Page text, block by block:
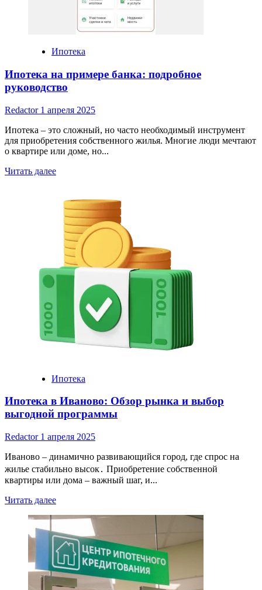
Ипотека
Ипотека на примере банка: подробное
руководство
Redactor 1 апреля 2025
Ипотека – это сложный, но часто необходимый инструмент
для приобретения собственного жилья. Многие люди мечтают
о квартире или доме, но...
Читать далееRead
Ипотека
на
примере
банка:
подробное
руководство
Ипотека
Ипотека в Иваново: Обзор рынка и выбор
выгодной программы
Redactor 1 апреля 2025
Иваново – динамично развивающийся город, где спрос на
жилье стабильно высок․ Приобретение собственной
квартиры или дома – важный шаг, и...
Читать далееRead
about
Ипотека
в
Иваново:
Обзор
рынка
и